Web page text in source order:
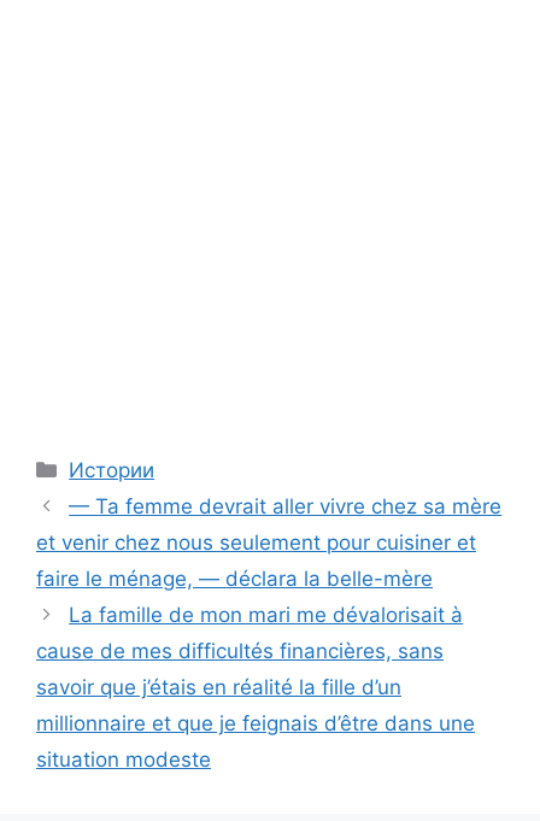
Categories
Истории
— Ta femme devrait aller vivre chez sa mère
et venir chez nous seulement pour cuisiner et
faire le ménage, — déclara la belle-mère
La famille de mon mari me dévalorisait à
cause de mes difficultés financières, sans
savoir que j’étais en réalité la fille d’un
millionnaire et que je feignais d’être dans une
situation modeste